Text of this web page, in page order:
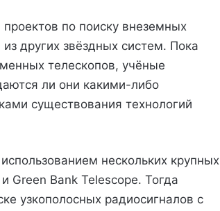
по поиску внеземных
других звёздных систем. Пока
телескопов, учёные
ли они какими-либо
существования технологий
нескольких крупных
Green Bank Telescope. Тогда
узкополосных радиосигналов с